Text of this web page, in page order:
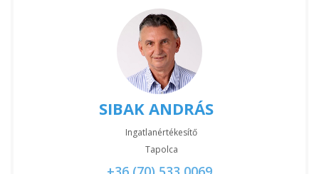
SIBAK ANDRÁS
Ingatlanértékesítő
Tapolca